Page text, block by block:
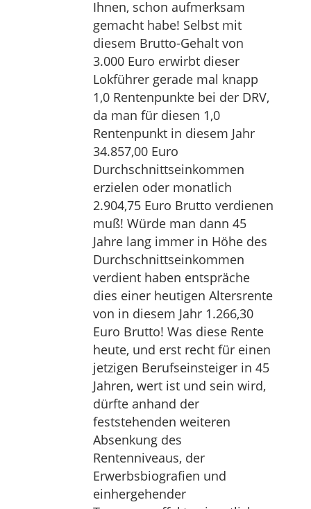
Ihnen, schon aufmerksam
gemacht habe! Selbst mit
diesem Brutto-Gehalt von
3.000 Euro erwirbt dieser
Lokführer gerade mal knapp
1,0 Rentenpunkte bei der DRV,
da man für diesen 1,0
Rentenpunkt in diesem Jahr
34.857,00 Euro
Durchschnittseinkommen
erzielen oder monatlich
2.904,75 Euro Brutto verdienen
muß! Würde man dann 45
Jahre lang immer in Höhe des
Durchschnittseinkommen
verdient haben entspräche
dies einer heutigen Altersrente
von in diesem Jahr 1.266,30
Euro Brutto! Was diese Rente
heute, und erst recht für einen
jetzigen Berufseinsteiger in 45
Jahren, wert ist und sein wird,
dürfte anhand der
feststehenden weiteren
Absenkung des
Rentenniveaus, der
Erwerbsbiografien und
einhergehender